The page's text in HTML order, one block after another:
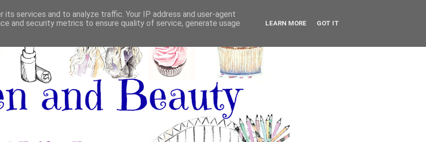
services and to analyze traffic. Your IP address and user-agent
and security metrics to ensure quality of service, generate usage
LEARN MORE GOT IT